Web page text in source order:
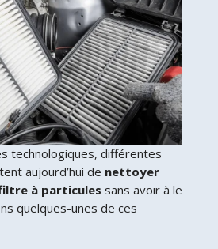
technologiques, différentes
aujourd’hui de nettoyer
à particules sans avoir à le
quelques-unes de ces